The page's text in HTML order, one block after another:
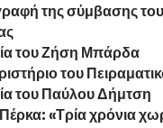
της σύμβασης του
του Ζήση Μπάρδα
του
του Παύλου Δήμτση
«Τρία χρόνια